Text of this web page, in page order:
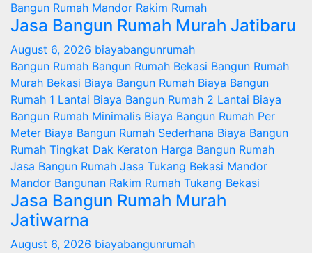
Bangun Rumah Mandor Rakim Rumah
Jasa Bangun Rumah Murah Jatibaru
August 6, 2026 biayabangunrumah
Bangun Rumah Bangun Rumah Bekasi Bangun Rumah
Murah Bekasi Biaya Bangun Rumah Biaya Bangun
Rumah 1 Lantai Biaya Bangun Rumah 2 Lantai Biaya
Bangun Rumah Minimalis Biaya Bangun Rumah Per
Meter Biaya Bangun Rumah Sederhana Biaya Bangun
Rumah Tingkat Dak Keraton Harga Bangun Rumah
Jasa Bangun Rumah Jasa Tukang Bekasi Mandor
Mandor Bangunan Rakim Rumah Tukang Bekasi
Jasa Bangun Rumah Murah
Jatiwarna
August 6, 2026 biayabangunrumah